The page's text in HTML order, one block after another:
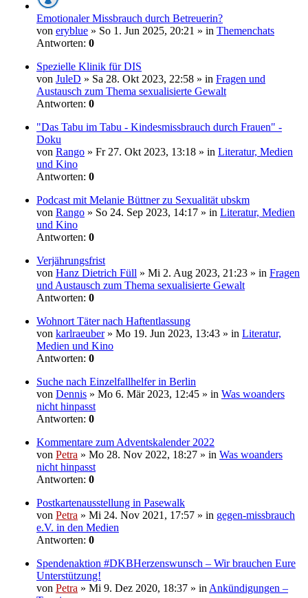
Emotionaler Missbrauch durch Betreuerin?
von eryblue » So 1. Jun 2025, 20:21 » in Themenchats
Antworten: 0
Spezielle Klinik für DIS
von JuleD » Sa 28. Okt 2023, 22:58 » in Fragen und
Austausch zum Thema sexualisierte Gewalt
Antworten: 0
"Das Tabu im Tabu - Kindesmissbrauch durch Frauen" -
Doku
von Rango » Fr 27. Okt 2023, 13:18 » in Literatur, Medien
und Kino
Antworten: 0
Podcast mit Melanie Büttner zu Sexualität ubskm
von Rango » So 24. Sep 2023, 14:17 » in Literatur, Medien
und Kino
Antworten: 0
Verjährungsfrist
von Hanz Dietrich Füll » Mi 2. Aug 2023, 21:23 » in Fragen
und Austausch zum Thema sexualisierte Gewalt
Antworten: 0
Wohnort Täter nach Haftentlassung
von karlraeuber» Mo 19. Jun 2023, 13:43 » in Literatur,
Medien und Kino
Antworten: 0
Suche nach Einzelfallhelfer in Berlin
von Dennis » Mo 6. Mär 2023, 12:45 » in Was woanders
nicht hinpasst
Antworten: 0
Kommentare zum Adventskalender 2022
von Petra » Mo 28. Nov 2022, 18:27 » in Was woanders
nicht hinpasst
Antworten: 0
Postkartenausstellung in Pasewalk
von Petra » Mi 24. Nov 2021, 17:57 » in gegen-missbrauch
e.V. in den Medien
Antworten: 0
Spendenaktion #DKBHerzenswunsch – Wir brauchen Eure
Unterstützung!
von Petra » Mi 9. Dez 2020, 18:37 » in Ankündigungen –